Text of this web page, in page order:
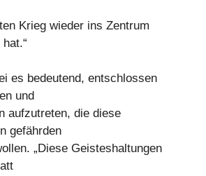
Krieg wieder ins Zentrum
es bedeutend, entschlossen
und
aufzutreten, die diese
gefährden
„Diese Geisteshaltungen